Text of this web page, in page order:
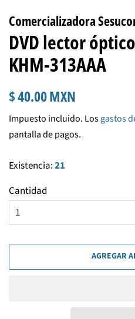
Comercializadora
DVD lector óptico
KHM-313AAA
Precio
$ 40.00 MXN
venta
Impuesto incluido. Losgastos
pantalla de pagos.
Existencia:21
Cantidad
AGREGAR